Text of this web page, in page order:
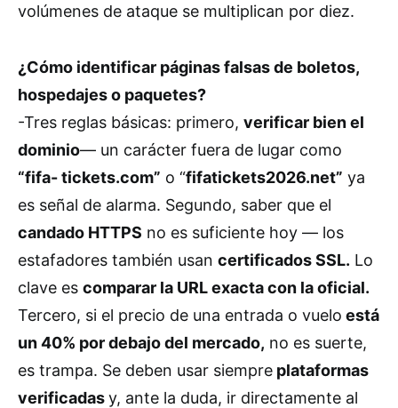
volúmenes de ataque se multiplican por diez.
¿Cómo identificar páginas falsas de boletos,
hospedajes o paquetes?
-Tres reglas básicas: primero, verificar bien el
dominio— un carácter fuera de lugar como
“fifa- tickets.com” o “fifatickets2026.net” ya
es señal de alarma. Segundo, saber que el
candado HTTPS no es suficiente hoy — los
estafadores también usan certificados SSL. Lo
clave es comparar la URL exacta con la oficial.
Tercero, si el precio de una entrada o vuelo está
un 40% por debajo del mercado, no es suerte,
es trampa. Se deben usar siempre plataformas
verificadasy, ante la duda, ir directamente al